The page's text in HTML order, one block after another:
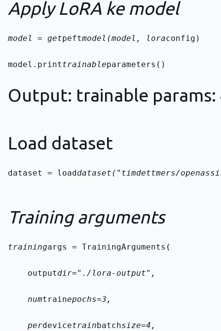
Apply LoRA ke model
model = getpeftmodel(model, loraconfig)
model.printtrainableparameters()
Output: trainable params:
Load dataset
dataset = loaddataset("timdettmers/
Training arguments
trainingargs = TrainingArguments(
    output
dir="./lora-output",
    num
trainepochs=3,
    per
devicetrainbatchsize=4,